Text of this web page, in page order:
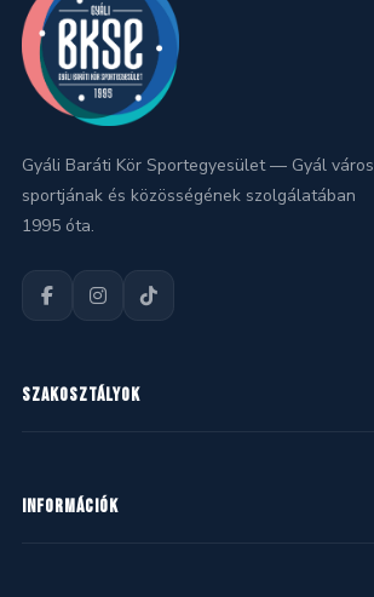
Gyáli Baráti Kör Sportegyesület — Gyál város
sportjának és közösségének szolgálatában
1995 óta.
SZAKOSZTÁLYOK
Kosárlabda
INFORMÁCIÓK